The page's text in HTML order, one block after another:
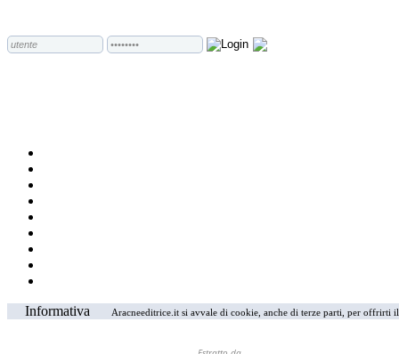
Informativa Aracneeditrice.it si avvale di cookie, anche di terze parti, per